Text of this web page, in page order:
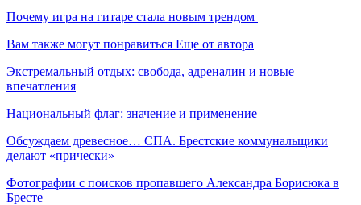
Почему игра на гитаре стала новым трендом
Вам также могут понравиться Еще от автора
Экстремальный отдых: свобода, адреналин и новые
впечатления
Национальный флаг: значение и применение
Обсуждаем древесное… СПА. Брестские коммунальщики
делают «прически»
Фотографии с поисков пропавшего Александра Борисюка в
Бресте